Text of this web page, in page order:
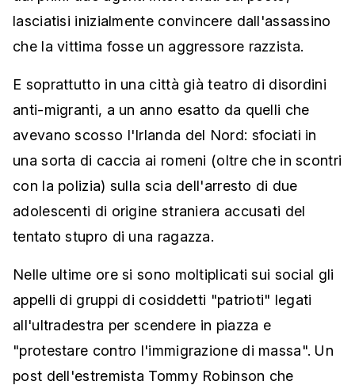
lasciatisi inizialmente convincere dall'assassino
che la vittima fosse un aggressore razzista.
E soprattutto in una città già teatro di disordini
anti-migranti, a un anno esatto da quelli che
avevano scosso l'Irlanda del Nord: sfociati in
una sorta di caccia ai romeni (oltre che in scontri
con la polizia) sulla scia dell'arresto di due
adolescenti di origine straniera accusati del
tentato stupro di una ragazza.
Nelle ultime ore si sono moltiplicati sui social gli
appelli di gruppi di cosiddetti "patrioti" legati
all'ultradestra per scendere in piazza e
"protestare contro l'immigrazione di massa". Un
post dell'estremista Tommy Robinson che